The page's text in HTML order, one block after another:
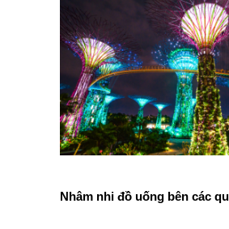
Nhâm nhi đồ uống bên các